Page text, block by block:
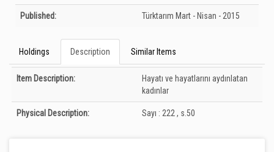
Published: Türktarım Mart - Nisan - 2015
Holdings Description Similar Items
Description
Item Description:
Hayatı ve hayatlarını aydınlatan
kadınlar
Physical Description: Sayı : 222 , s.50